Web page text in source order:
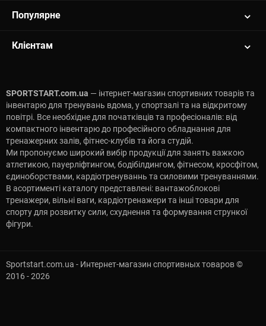
Популярне
Клієнтам
SPORTSTART.com.ua — інтернет-магазин спортивних товарів та
інвентарю для тренувань вдома, у спортзалі та на відкритому
повітрі. Все необхідне для початківців та професіоналів: від
компактного інвентарю до професійного обладнання для
тренажерних залів, фітнес-клубів та йога студій.
Ми пропонуємо широкий вибір продукції для занять важкою
атлетикою, пауерліфтингом, бодібілдингом, фітнесом, кросфітом,
єдиноборствами, кардіотренуваннь та силовими тренуваннями.
В асортименті каталогу представлені: вантажоблокові
тренажери, вільні ваги, кардіотренажери та інші товари для
спорту для розвитку сили, схуднення та формування стрункої
фігури.
Sportstart.com.ua - Интернет-магазин спортивных товаров ©
2016 - 2026